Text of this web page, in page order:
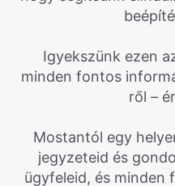
Igyekszünk ezen
minden fontos
ről –
Mostantól egy
jegyzeteid és
ügyfeleid, és minden